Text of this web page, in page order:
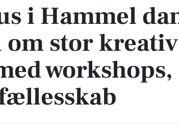
i Hammel
om stor kreativ
workshops,